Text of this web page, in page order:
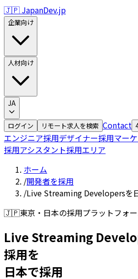
🇯🇵 JapanDev.jp
企業向け
人材向け
JA
ログイン リモート求人を検索 Contact
エンジニア採用デザイナー採用マー
採用アシスタント採用エリア
ホーム
/開発者を採用
/Live Streaming Developersを
🇯🇵東京・日本の採用プラットフォ
Live Streaming
採用を
日本で採用